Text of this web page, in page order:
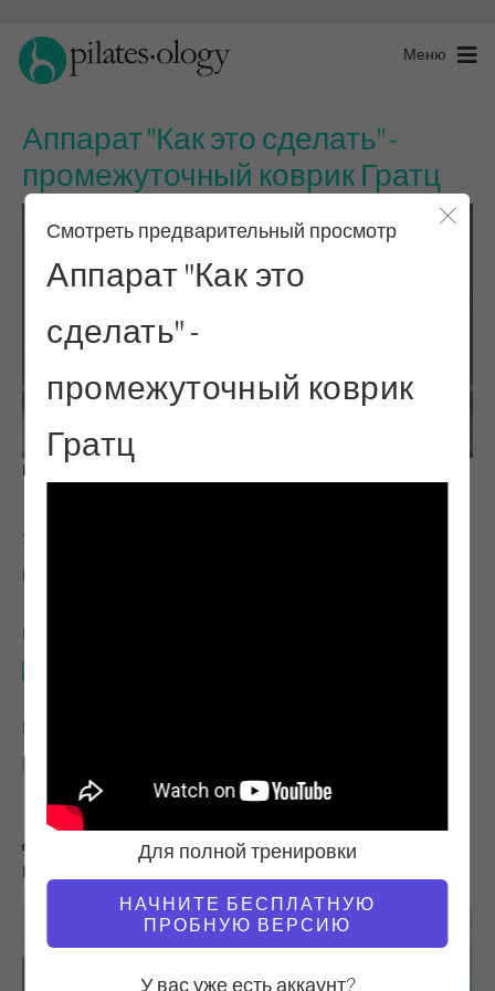
Меню
Аппарат "Как это сделать" -
промежуточный коврик Гратц
Смотреть предварительный просмотр
Аппарат "Как это
сделать" -
промежуточный коврик
Гратц
Для полной тренировки
НАЧНИТЕ БЕСПЛАТНУЮ
ПРОБНУЮ ВЕРСИЮ
У вас уже есть аккаунт?
Наблюдай и учись
УЧИТЕЛЬ
Кэти Росс Нэш
НЕОБХОДИМОЕ ОБОРУДОВАНИЕ
НАЙТИ ПОХОЖИЕ КЛАССЫ ДЛЯ
Другие тренировки, которые вам могут
понравиться